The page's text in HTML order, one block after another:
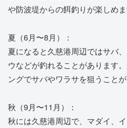
や防波堤からの餌釣りが楽しめま
夏（6月〜8月）：
夏になると久慈港周辺ではサバ
ウなどが釣れることがあります
ングでサバやワラサを狙うことが
秋（9月〜11月）：
秋には久慈港周辺で、マダイ、